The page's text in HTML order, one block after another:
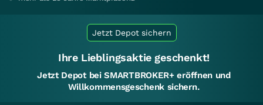
Jetzt Depot sichern
Ihre Lieblingsaktie geschenkt!
Jetzt Depot bei SMARTBROKER+ eröffnen und
Willkommensgeschenk sichern.